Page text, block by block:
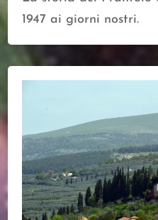
1947 ai giorni nostri.